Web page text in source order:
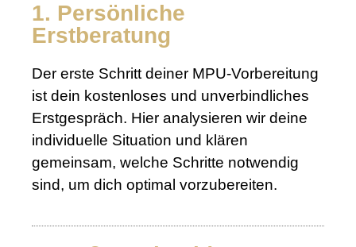
1. Persönliche
Erstberatung
Der erste Schritt deiner MPU-Vorbereitung
ist dein kostenloses und unverbindliches
Erstgespräch. Hier analysieren wir deine
individuelle Situation und klären
gemeinsam, welche Schritte notwendig
sind, um dich optimal vorzubereiten.